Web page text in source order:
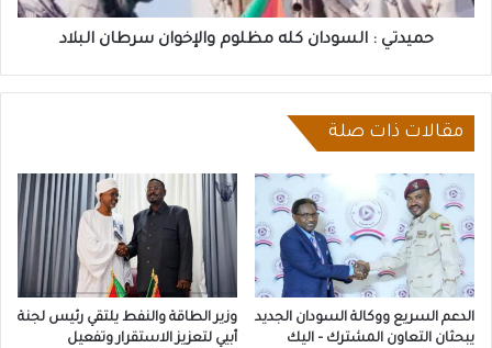
حميدتي : السودان كله مظلوم والإخوان سرطان البلاد
مقالات ذات صلة
الدعم السريع ووكالة السودان الجديد
يبحثان التعاون المشترك – اليك
وزير الطاقة والنفط يلتقي رئيس لجنة
أبيي لتعزيز الاستقرار وتفعيل